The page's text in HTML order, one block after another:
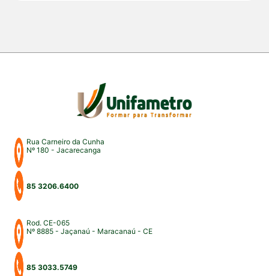
Rua Carneiro da Cunha
Nº 180 - Jacarecanga
85 3206.6400
Rod. CE-065
Nº 8885 - Jaçanaú - Maracanaú - CE
85 3033.5749